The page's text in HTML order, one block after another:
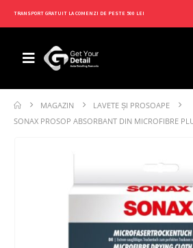
TRANSPORT GRATUIT LA COMENZI DE PESTE 500 LEI
MAGAZIN
LAVETE ȘI PROSOAPE
SONAX PROSOP ABSORBANT DIN MICROFIBRE